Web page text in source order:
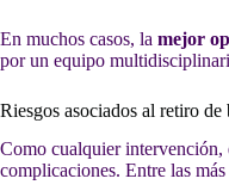
En muchos casos, la mejor
por un equipo
Riesgos asociados al retiro
Como cualquier intervención,
complicaciones. Entre las